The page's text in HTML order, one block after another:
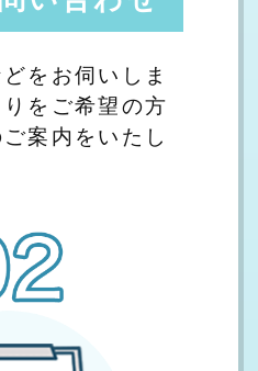
をお伺いしま
をご希望の方
案内をいたし